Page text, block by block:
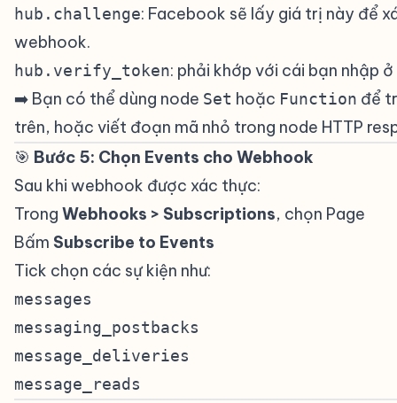
hub.challenge: Facebook sẽ lấy giá trị này để
webhook.
hub.verify_token: phải khớp với cái bạn nhập
➡️ Bạn có thể dùng node Set hoặc Function để
trên, hoặc viết đoạn mã nhỏ trong node HTTP
🎯 Bước 5: Chọn Events cho Webhook
Sau khi webhook được xác thực:
Trong Webhooks > Subscriptions, chọn Page
Bấm Subscribe to Events
Tick chọn các sự kiện như:
messages
messaging_postbacks
message_deliveries
message_reads